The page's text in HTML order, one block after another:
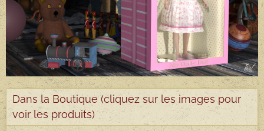
Dans la Boutique (cliquez sur les images pour
voir les produits)